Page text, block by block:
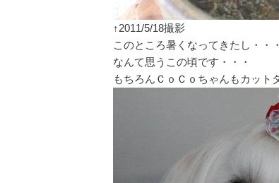
↑2011/5/18撮影
このところ暑くなってきたし・・
なんて思うこの頃です・・・
もちろんＣｏＣｏちゃんもカット